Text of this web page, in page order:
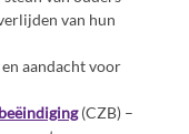
van hun
aandacht voor
(CZB) –